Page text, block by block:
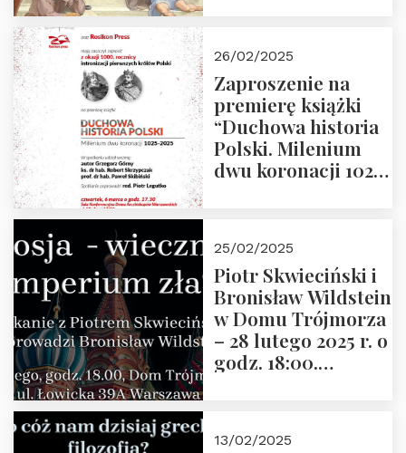
26/02/2025
Zaproszenie na
premierę książki
“Duchowa historia
Polski. Milenium
dwu koronacji 1025-
2025 r. godz. 17:30,
DAW ul. Miodowa
17/19
25/02/2025
Piotr Skwieciński i
Bronisław Wildstein
w Domu Trójmorza
– 28 lutego 2025 r. o
godz. 18:00.
13/02/2025